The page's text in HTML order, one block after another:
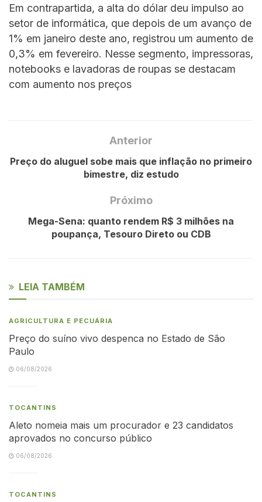
Em contrapartida, a alta do dólar deu impulso ao
setor de informática, que depois de um avanço de
1% em janeiro deste ano, registrou um aumento de
0,3% em fevereiro. Nesse segmento, impressoras,
notebooks e lavadoras de roupas se destacam
com aumento nos preços
Anterior
Preço do aluguel sobe mais que inflação no primeiro
bimestre, diz estudo
Próximo
Mega-Sena: quanto rendem R$ 3 milhões na
poupança, Tesouro Direto ou CDB
LEIA TAMBÉM
AGRICULTURA E PECUÁRIA
Preço do suíno vivo despenca no Estado de São
Paulo
06/08/2026
TOCANTINS
Aleto nomeia mais um procurador e 23 candidatos
aprovados no concurso público
06/08/2026
TOCANTINS